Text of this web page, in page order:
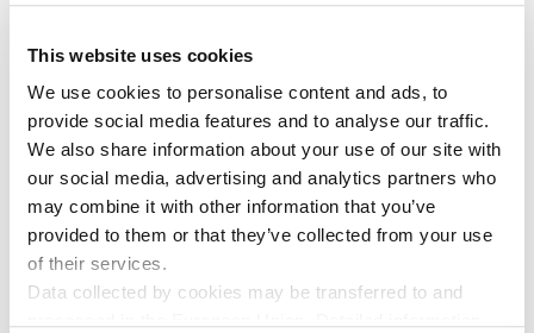
This website uses cookies
We use cookies to personalise content and ads, to
provide social media features and to analyse our traffic.
We also share information about your use of our site with
our social media, advertising and analytics partners who
may combine it with other information that you’ve
provided to them or that they’ve collected from your use
of their services.
Data collected by cookies may be transferred to and